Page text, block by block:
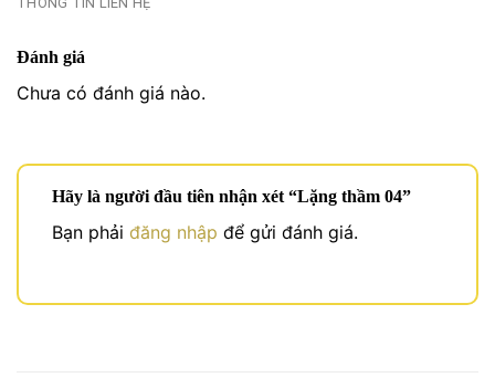
Đánh giá
Chưa có đánh giá nào.
Hãy là người đầu tiên nhận xét “Lặng thầm 04”
Bạn phải đăng nhập để gửi đánh giá.